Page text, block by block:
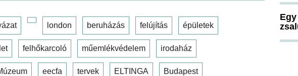
london beruházás felújítás épületek
felhőkarcoló műemlékvédelem irodaház
eecfa tervek ELTINGA Budapest